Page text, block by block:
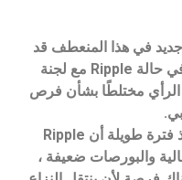
في هذا المنعطف قد
يثير الآمال في أن القرار بات قريبًا في حالة Ripple مع لجنة
الرأي مختلطًا بشأن فرص
لأنه في حين أكد بعض المراقبين منذ فترة طويلة أن Ripple
والبورصات ضعيفة ،